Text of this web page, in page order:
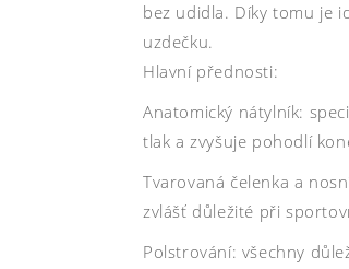
bez udidla. Díky tomu je
uzdečku.
Hlavní přednosti:
Anatomický nátylník:
tlak a zvyšuje pohodlí
Tvarovaná čelenka a
zvlášť důležité při
Polstrování: všechny